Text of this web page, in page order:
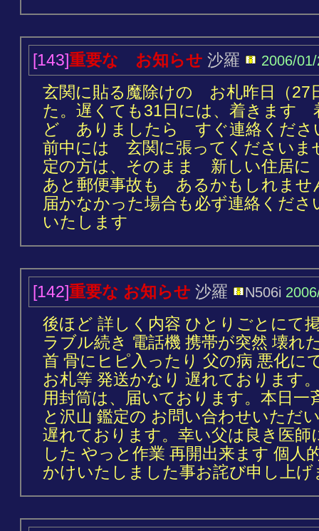
[143]重要な お知らせ 沙羅 2006/
玄関に貼る魔除けの お札昨日（
た。遅くても31日には、着きます
ど ありましたら すぐ連絡くださ
前中には 玄関に張ってください
定の方は、そのまま 新しい住居
あと郵便事故も あるかもしれま
届かなかった場合も必ず連絡くだ
いたします
[142]重要な お知らせ 沙羅 N506i
後ほど 詳しく内容 ひとりごとにて
ラブル続き 電話機 携帯が突然 壊れ
首 骨にヒピ入ったり 父の病 悪化に
お札等 発送かなり 遅れております
用封筒は、届いております。本日一
と沢山 鑑定の お問い合わせいただ
遅れております。幸い父は良き医師
した やっと作業 再開出来ます 個人
かけいたしました事お詫び申し上げ